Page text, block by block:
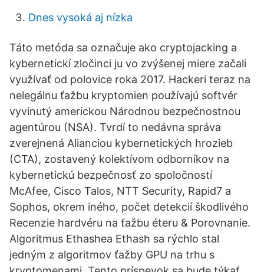
Dnes vysoká aj nízka
Táto metóda sa označuje ako cryptojacking a
kybernetickí zločinci ju vo zvýšenej miere začali
využívať od polovice roka 2017. Hackeri teraz na
nelegálnu ťažbu kryptomien používajú softvér
vyvinutý americkou Národnou bezpečnostnou
agentúrou (NSA). Tvrdí to nedávna správa
zverejnená Alianciou kybernetických hrozieb
(CTA), zostavený kolektívom odborníkov na
kybernetickú bezpečnosť zo spoločností
McAfee, Cisco Talos, NTT Security, Rapid7 a
Sophos, okrem iného, počet detekcií škodlivého
Recenzie hardvéru na ťažbu éteru & Porovnanie.
Algoritmus Ethashea Ethash sa rýchlo stal
jedným z algoritmov ťažby GPU na trhu s